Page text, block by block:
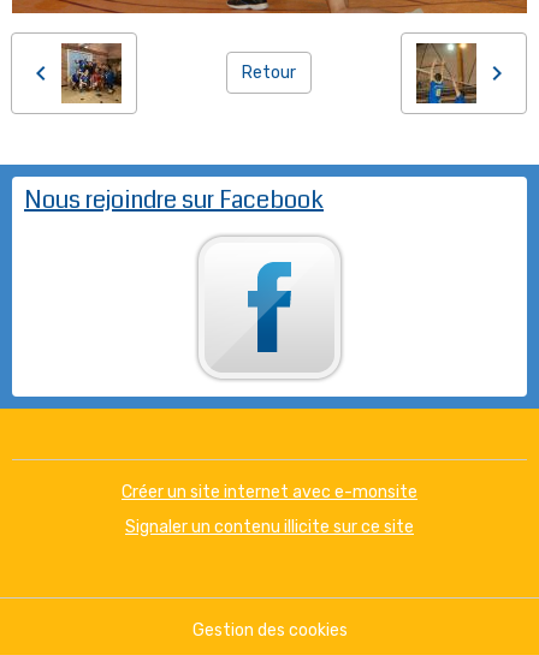
Retour
Nous rejoindre sur Facebook
Créer un site internet avec e-monsite
Signaler un contenu illicite sur ce site
Gestion des cookies